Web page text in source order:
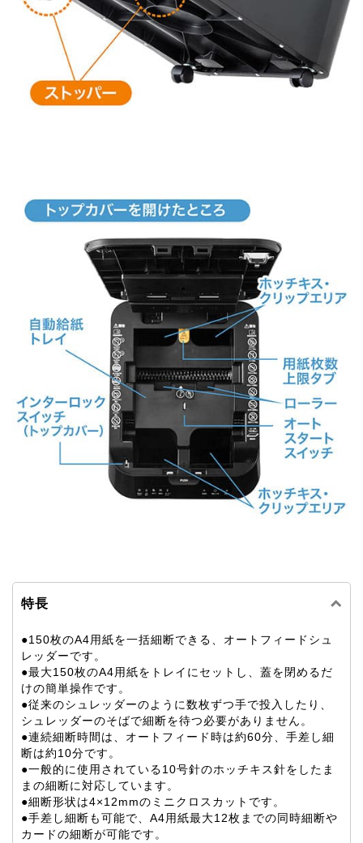
特長
●150枚のA4用紙を一括細断できる、オートフィードシュ
レッダーです。
●最大150枚のA4用紙をトレイにセットし、蓋を閉めるだ
けの簡単操作です。
●従来のシュレッダーのように数枚ずつ手で投入したり、
シュレッダーのそばで細断を待つ必要がありません。
●連続細断時間は、オートフィード時は約60分、手差し細
断は約10分です。
●一般的に使用されている10号針のホッチキス針をしたま
まの細断に対応しています。
●細断形状は4×12mmのミニクロスカットです。
●手差し細断も可能で、A4用紙最大12枚までの同時細断や
カードの細断が可能です。